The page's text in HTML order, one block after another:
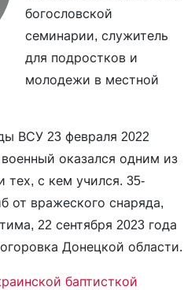
богословской
семинарии, служитель
для подростков и
молодежи в местной
ВСУ 23 февраля 2022
оказался одним из
тех, с кем учился. 35-
от вражеского снаряда,
22 сентября 2023 года
Донецкой области.
баптисткой